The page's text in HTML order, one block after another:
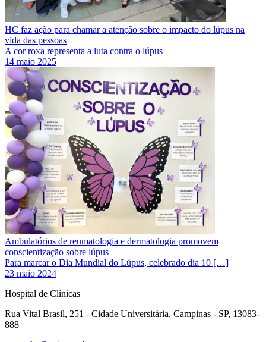
HC faz ação para chamar a atenção sobre o impacto do lúpus na
vida das pessoas
A cor roxa representa a luta contra o lúpus
14 maio 2025
Ambulatórios de reumatologia e dermatologia promovem
conscientização sobre lúpus
Para marcar o Dia Mundial do Lúpus, celebrado dia 10 […]
23 maio 2024
Hospital de Clínicas
Rua Vital Brasil, 251 - Cidade Universitária, Campinas - SP, 13083-
888